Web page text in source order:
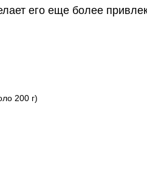
его еще более
200 г)